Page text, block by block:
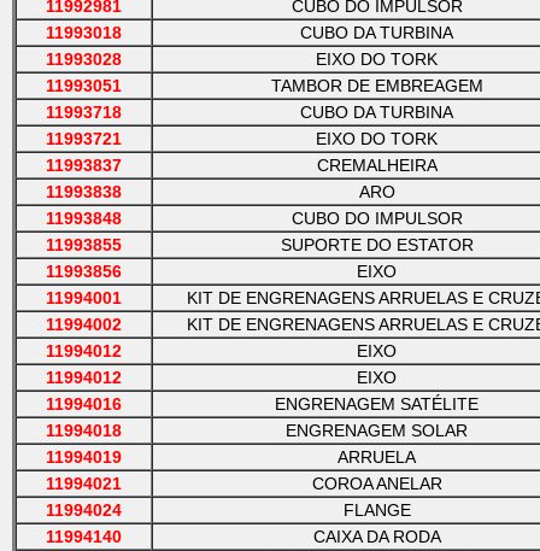
11992981
CUBO DO IMPULSOR
11993018
CUBO DA TURBINA
11993028
EIXO DO TORK
11993051
TAMBOR DE EMBREAGEM
11993718
CUBO DA TURBINA
11993721
EIXO DO TORK
11993837
CREMALHEIRA
11993838
ARO
11993848
CUBO DO IMPULSOR
11993855
SUPORTE DO ESTATOR
11993856
EIXO
11994001
KIT DE ENGRENAGENS ARRUELAS E
11994002
KIT DE ENGRENAGENS ARRUELAS E
11994012
EIXO
11994012
EIXO
11994016
ENGRENAGEM SATÉLITE
11994018
ENGRENAGEM SOLAR
11994019
ARRUELA
11994021
COROA ANELAR
11994024
FLANGE
11994140
CAIXA DA RODA